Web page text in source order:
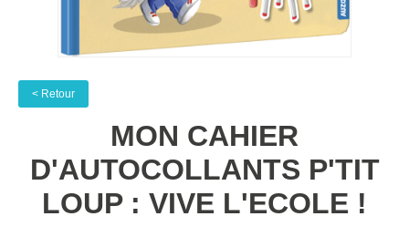
< Retour
MON CAHIER
D'AUTOCOLLANTS P'TIT
LOUP : VIVE L'ECOLE !